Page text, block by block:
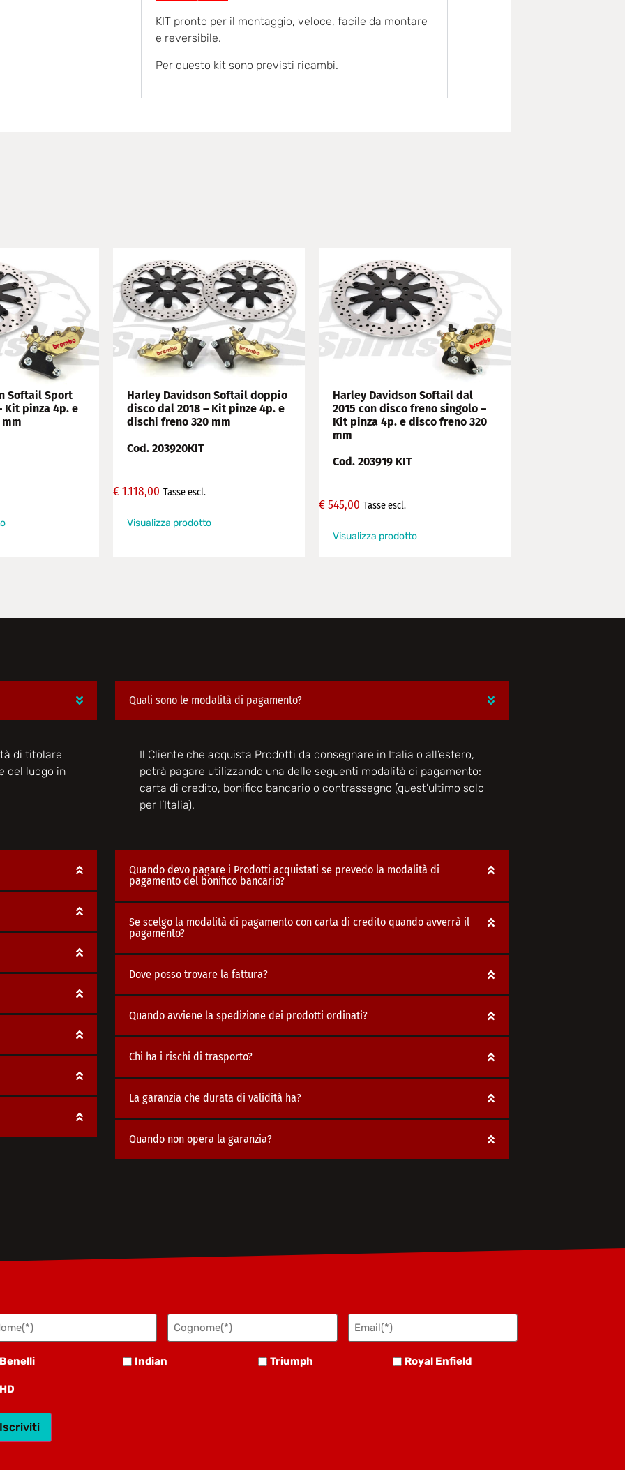
KIT pronto per il montaggio, veloce, facile da montare
e reversibile.
Per questo kit sono previsti ricambi.
Softail Sport
Kit pinza 4p. e
Harley Davidson Softail doppio
disco dal 2018 – Kit pinze 4p. e
dischi freno 320 mm
Cod. 203920KIT
€1.118,00 Tasse escl.
Visualizza prodotto
Harley Davidson Softail dal
2015 con disco freno singolo –
Kit pinza 4p. e disco freno 320
mm
Cod. 203919 KIT
€545,00 Tasse escl.
Visualizza prodotto
di titolare
del luogo in
Quali sono le modalità di pagamento?
Il Cliente che acquista Prodotti da consegnare in Italia o all’estero,
potrà pagare utilizzando una delle seguenti modalità di pagamento:
carta di credito, bonifico bancario o contrassegno (quest’ultimo solo
per l’Italia).
Quando devo pagare i Prodotti acquistati se prevedo la modalità di
pagamento del bonifico bancario?
Se scelgo la modalità di pagamento con carta di credito quando avverrà il
pagamento?
Dove posso trovare la fattura?
Quando avviene la spedizione dei prodotti ordinati?
Chi ha i rischi di trasporto?
La garanzia che durata di validità ha?
Quando non opera la garanzia?
Cognome
(Obbligatorio)
Email(*)
(Obbligatorio)
Benelli Indian
Indian Triumph
Triumph Royal
Royal Enfield
HD